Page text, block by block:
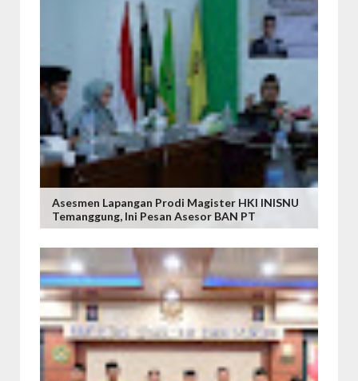
Asesmen Lapangan Prodi Magister HKI INISNU
Temanggung, Ini Pesan Asesor BAN PT